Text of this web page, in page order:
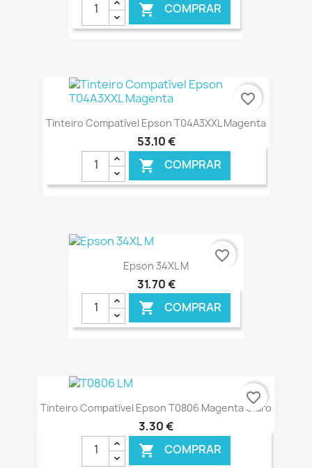
 COMPRAR
€ ONLINE
Tinteiro Compatível Epson T04A3XXL Magenta
53,10 €
 COMPRAR
favorite_border
Epson 34XL M
31,70 €
 COMPRAR
favorite_border
Tinteiro Compatível Epson T0806 Magenta Claro
3,30 €
 COMPRAR
favorite_border